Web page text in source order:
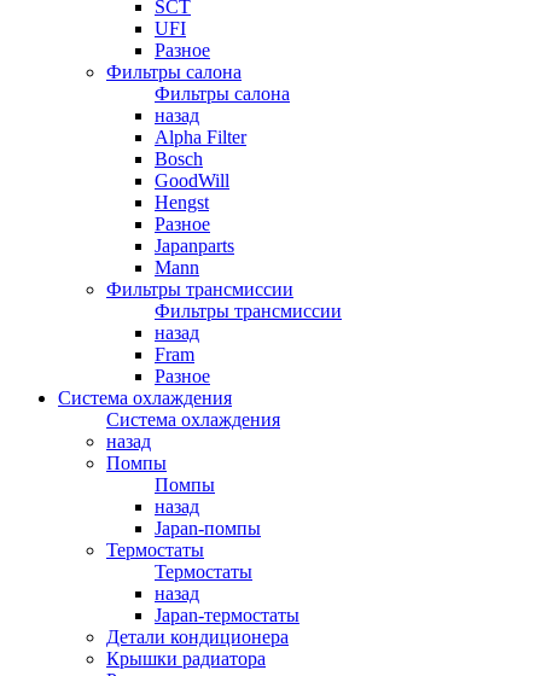
SCT
UFI
Разное
Фильтры салона
Фильтры салона
назад
Alpha Filter
Bosch
GoodWill
Hengst
Разное
Japanparts
Mann
Фильтры трансмиссии
Фильтры трансмиссии
назад
Fram
Разное
Система охлаждения
Система охлаждения
назад
Помпы
Помпы
назад
Japan-помпы
Термостаты
Термостаты
назад
Japan-термостаты
Детали кондиционера
Крышки радиатора